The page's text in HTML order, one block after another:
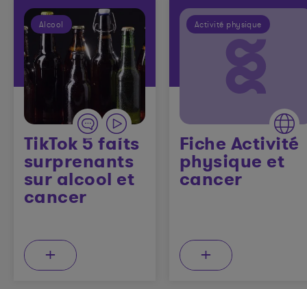
Alcool
TikTok 5 faits
surprenants
sur alcool et
cancer
+
Activité physique
Fiche Activité
physique et
cancer
+